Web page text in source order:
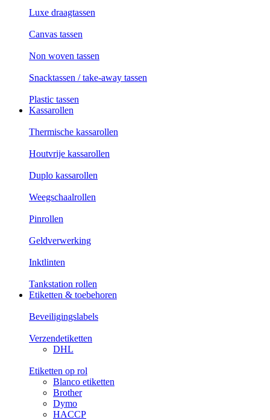
Luxe draagtassen
Canvas tassen
Non woven tassen
Snacktassen / take-away tassen
Plastic tassen
Kassarollen
Thermische kassarollen
Houtvrije kassarollen
Duplo kassarollen
Weegschaalrollen
Pinrollen
Geldverwerking
Inktlinten
Tankstation rollen
Etiketten & toebehoren
Beveiligingslabels
Verzendetiketten
DHL
Etiketten op rol
Blanco etiketten
Brother
Dymo
HACCP